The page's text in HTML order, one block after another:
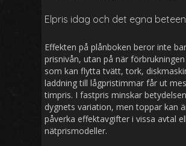
Elpris idag och det egna
Effekten på plånboken beror inte
prisnivån, utan på när
som kan flytta tvätt, tork,
laddning till lågpristimmar får ut
timpris. I fastpris minskar
dygnets variation, men toppar kan
påverka effektavgifter i vissa avtal
nätprismodeller.